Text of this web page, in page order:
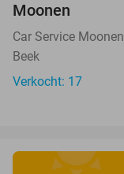
Moonen
Car Service Moonen
Beek
Verkocht: 17